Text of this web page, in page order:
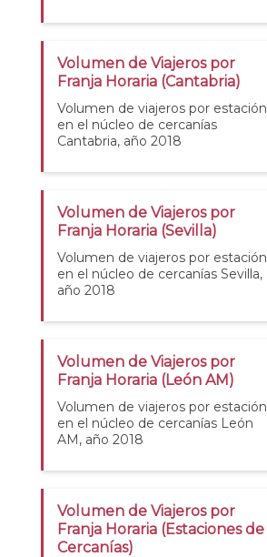
Volumen de Viajeros por
Franja Horaria (Cantabria)
Volumen de viajeros por estación
en el núcleo de cercanías
Cantabria, año 2018
Volumen de Viajeros por
Franja Horaria (Sevilla)
Volumen de viajeros por estación
en el núcleo de cercanías Sevilla,
año 2018
Volumen de Viajeros por
Franja Horaria (León AM)
Volumen de viajeros por estación
en el núcleo de cercanías León
AM, año 2018
Volumen de Viajeros por
Franja Horaria (Estaciones de
Cercanías)